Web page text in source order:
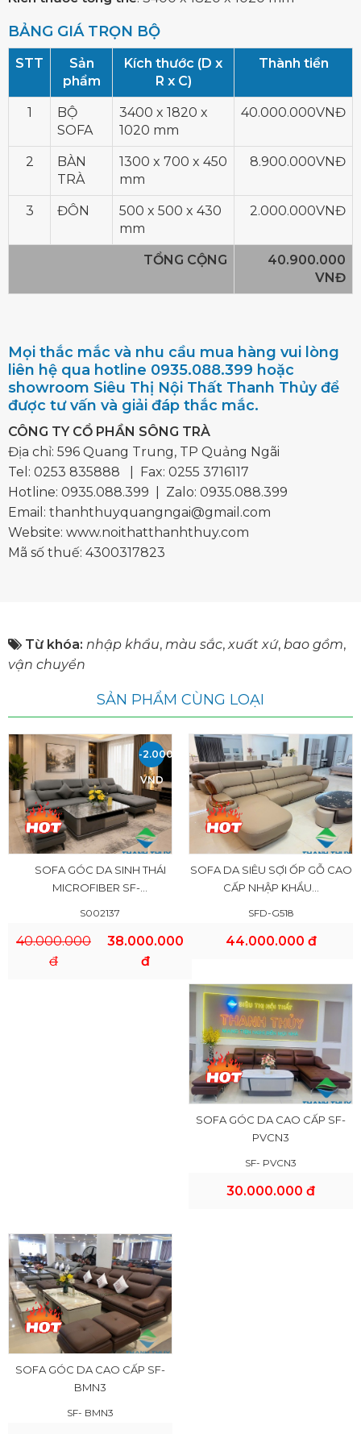
BẢNG GIÁ TRỌN BỘ
STT
Sản
phẩm
Kích thước (D x
R x C)
Thành tiền
1
BỘ
SOFA
3400 x 1820 x
1020 mm
40.000.000VNĐ
2
BÀN
TRÀ
1300 x 700 x 450
mm
8.900.000VNĐ
3 ĐÔN
500 x 500 x 430
mm
2.000.000VNĐ
TỔNG CỘNG
40.900.000
VNĐ
Mọi thắc mắc và nhu cầu mua hàng vui lòng
liên hệ qua hotline 0935.088.399 hoặc
showroom Siêu Thị Nội Thất Thanh Thủy để
được tư vấn và giải đáp thắc mắc.
CÔNG TY CỔ PHẦN SÔNG TRÀ
Địa chỉ: 596 Quang Trung, TP Quảng Ngãi
Tel: 0253 835888 | Fax: 0255 3716117
Hotline: 0935.088.399 | Zalo: 0935.088.399
Email: thanhthuyquangngai@gmail.com
Website: www.noithatthanhthuy.com
Mã số thuế: 4300317823
Từ khóa: nhập khẩu, màu sắc, xuất xứ, bao gồm,
vận chuyển
SẢN PHẨM CÙNG LOẠI
-2.000.000
VND
SOFA GÓC DA SINH THÁI
MICROFIBER SF-...
S002137
40.000.000
đ
38.000.000
đ
SOFA DA SIÊU SỢI ỐP GỖ CAO
CẤP NHẬP KHẨU...
SFD-G518
44.000.000 đ
SOFA GÓC DA CAO CẤP SF-
PVCN3
SF- PVCN3
30.000.000 đ
SOFA GÓC DA CAO CẤP SF-
BMN3
SF- BMN3